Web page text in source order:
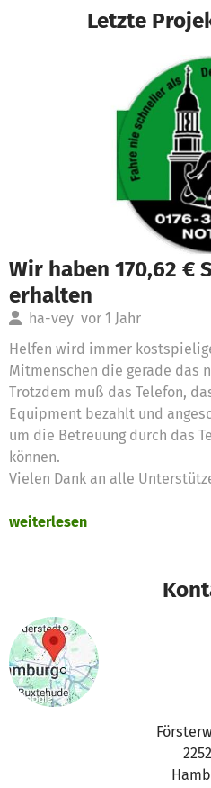
Letzte
Wir haben 170,62 €
erhalten
ha-vey vor 1 Jahr
Helfen wird immer
Mitmenschen die gerade das
Trotzdem muß das Telefon,
Equipment bezahlt und
um die Betreuung durch das
können.
Vielen Dank an alle
weiterlesen